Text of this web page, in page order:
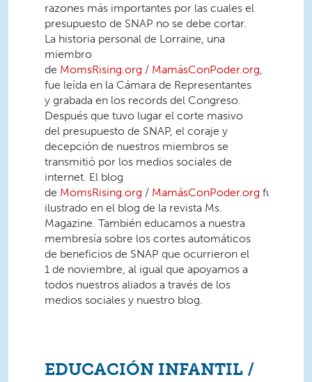
razones más importantes por las cuales el
presupuesto de SNAP no se debe cortar.
La historia personal de Lorraine, una
miembro
de MomsRising.org / MamásConPoder.org,
fue leída en la Cámara de Representantes
y grabada en los records del Congreso.
Después que tuvo lugar el corte masivo
del presupuesto de SNAP, el coraje y
decepción de nuestros miembros se
transmitió por los medios sociales de
internet. El blog
de MomsRising.org / MamásConPoder.org fue
ilustrado en el blog de la revista Ms.
Magazine. También educamos a nuestra
membresía sobre los cortes automáticos
de beneficios de SNAP que ocurrieron el
1 de noviembre, al igual que apoyamos a
todos nuestros aliados a través de los
medios sociales y nuestro blog.
EDUCACIÓN INFANTIL /